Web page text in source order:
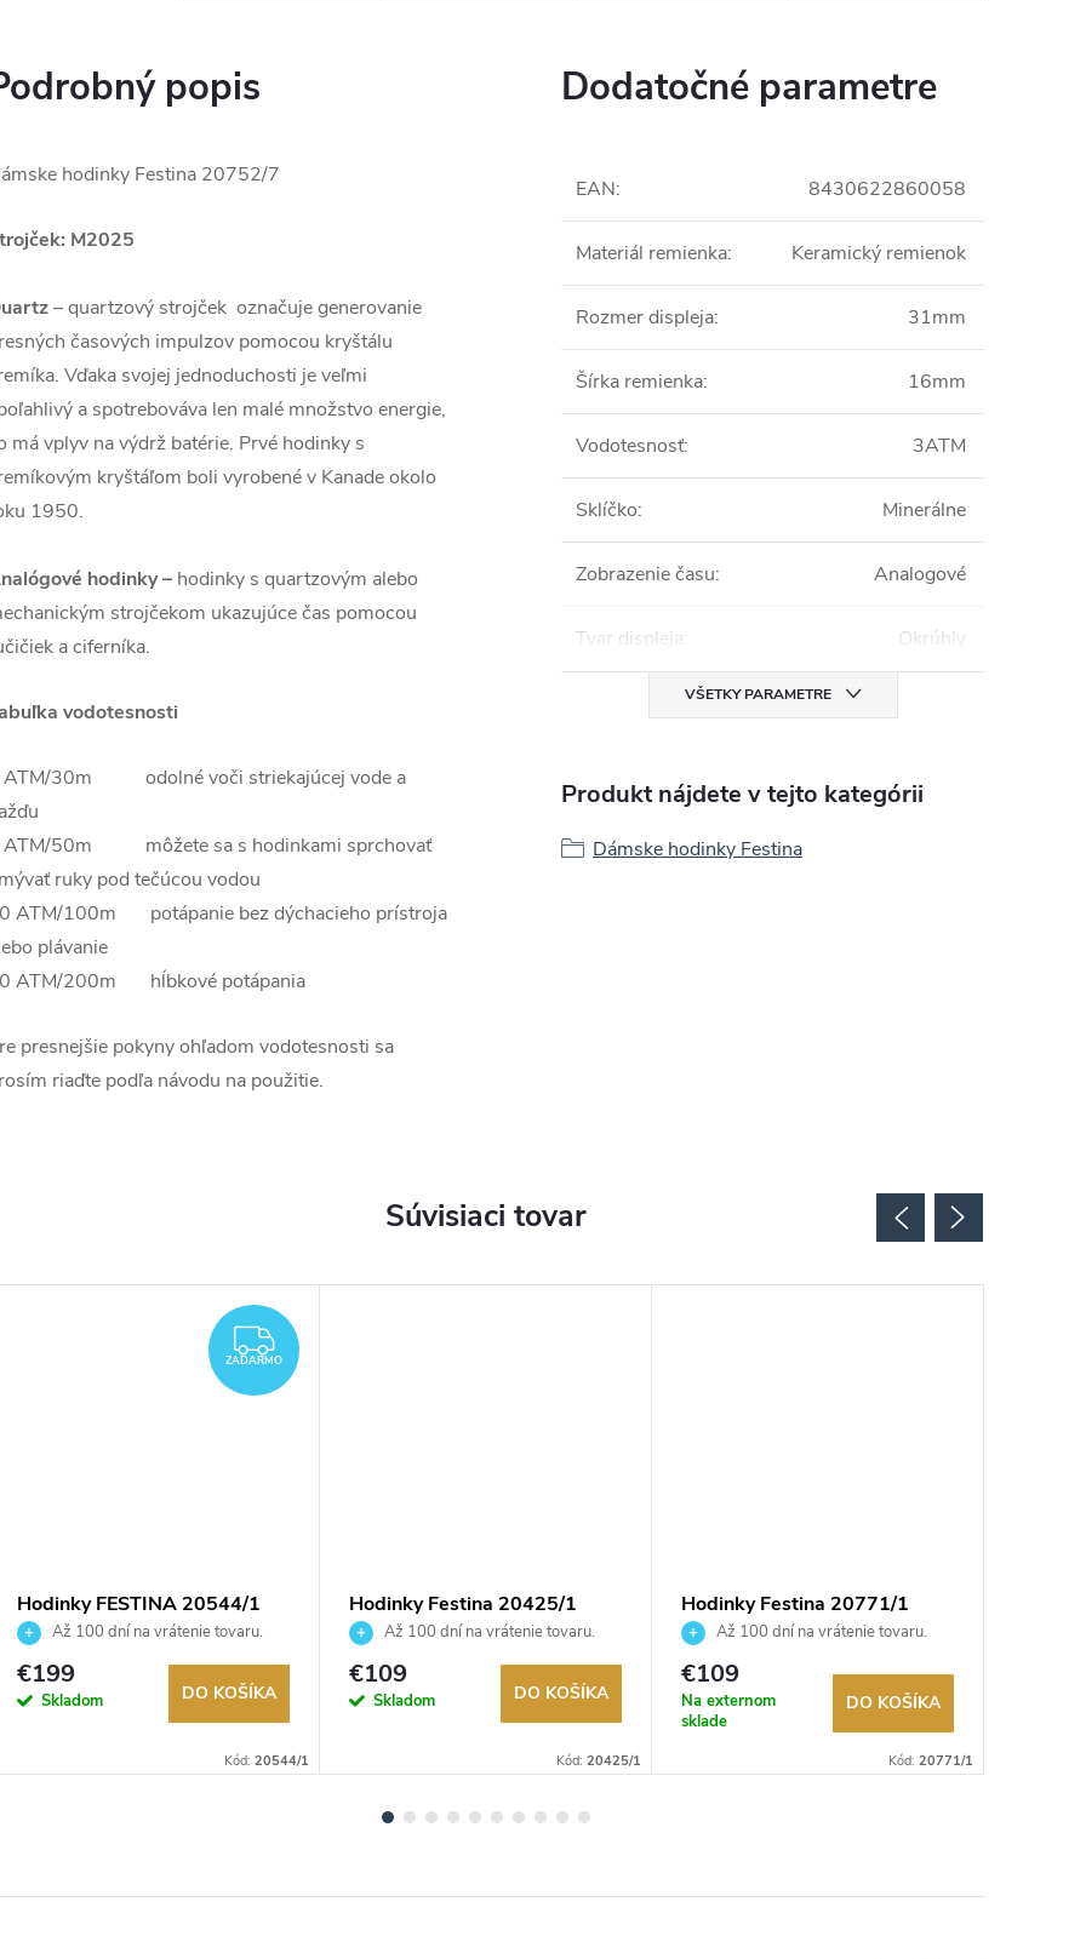
popis
hodinky Festina 20752/7
M2025
– quartzový strojček označuje generovanie
časových impulzov pomocou kryštálu
Vďaka svojej jednoduchosti je veľmi
a spotrebováva len malé množstvo energie,
má vplyv na výdrž batérie. Prvé hodinky s
kryštáľom boli vyrobené v Kanade okolo
1950.
hodinky – hodinky s quartzovým alebo
strojčekom ukazujúce čas pomocou
a ciferníka.
vodotesnosti
ATM/30m odolné voči striekajúcej vode a
ATM/50m môžete sa s hodinkami sprchovať
ruky pod tečúcou vodou
ATM/100m potápanie bez dýchacieho prístroja
plávanie
ATM/200m hĺbkové potápania
presnejšie pokyny ohľadom vodotesnosti sa
riaďte podľa návodu na použitie.
Dodatočné parametre
EAN: 8430622860058
Materiál remienka: Keramický remienok
Rozmer displeja: 31mm
Šírka remienka: 16mm
Vodotesnosť: 3ATM
Sklíčko: Minerálne
Zobrazenie času: Analogové
Tvar displeja: Okrúhly
VŠETKY PARAMETRE
Produkt nájdete v tejto kategórii
Dámske hodinky Festina
Súvisiaci tovar
ZADARMO
ZADARMO
Hodinky FESTINA 20544/1
Až 100 dní na vrátenie tovaru.
Autorizovaný predajca.
€199
Skladom DO KOŠÍKA
Kód: 20544/1
Hodinky Festina 20425/1
Až 100 dní na vrátenie tovaru.
Autorizovaný predajca.
€109
Skladom DO KOŠÍKA
Kód: 20425/1
Hodinky Festina 20771/1
Až 100 dní na vrátenie tovaru.
Autorizovaný predajca.
€109
Na externom
sklade
DO KOŠÍKA
Kód: 20771/1